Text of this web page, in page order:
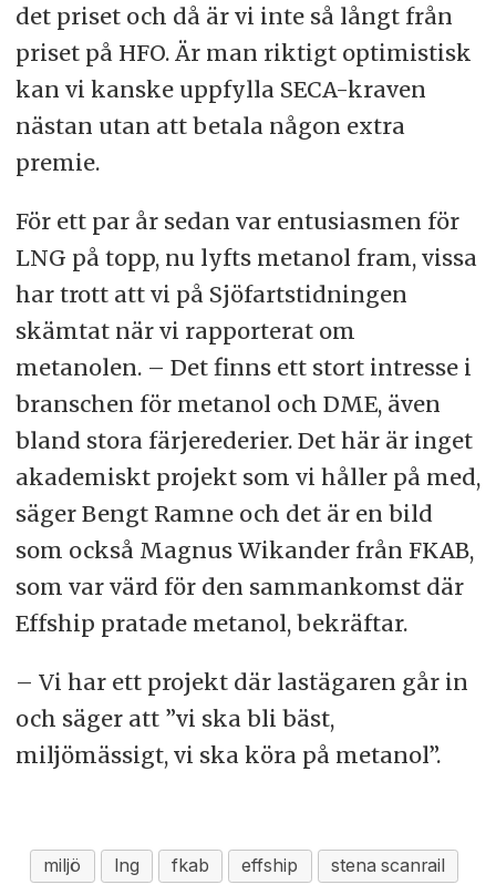
det priset och då är vi inte så långt från
priset på HFO. Är man riktigt optimistisk
kan vi kanske uppfylla SECA-kraven
nästan utan att betala någon extra
premie.
För ett par år sedan var entusiasmen för
LNG på topp, nu lyfts metanol fram, vissa
har trott att vi på Sjöfartstidningen
skämtat när vi rapporterat om
metanolen. – Det finns ett stort intresse i
branschen för metanol och DME, även
bland stora färjerederier. Det här är inget
akademiskt projekt som vi håller på med,
säger Bengt Ramne och det är en bild
som också Magnus Wikander från FKAB,
som var värd för den sammankomst där
Effship pratade metanol, bekräftar.
– Vi har ett projekt där lastägaren går in
och säger att ”vi ska bli bäst,
miljömässigt, vi ska köra på metanol”.
miljö lng fkab effship stena scanrail